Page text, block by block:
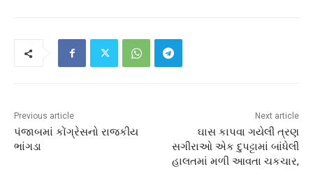
Previous article
પંજાબમાં કોંગ્રેસનો રાજકીય
ભાંગડા
Next article
ઘાસ કાપવા ગયેલી ત્રણ
સગીરાઓ એક દુપટ્ટામાં બાંધેલી
હાલતમાં મળી આવતા ચકચાર,